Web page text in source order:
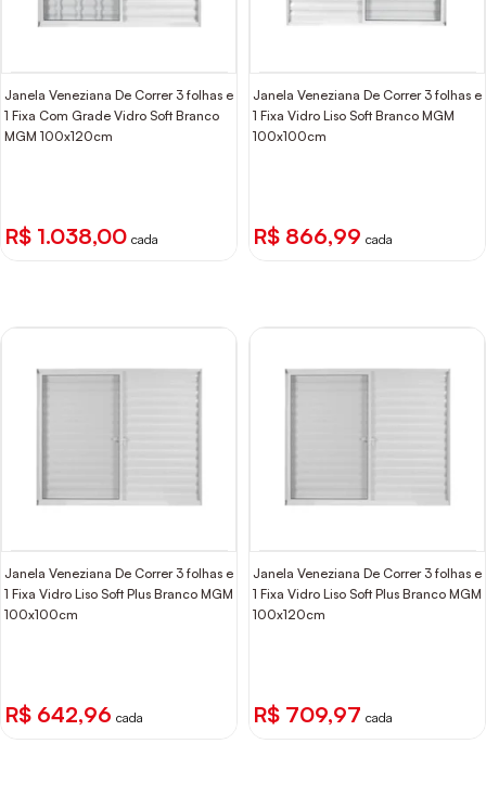
Janela Veneziana De Correr 3 folhas e
1 Fixa Com Grade Vidro Soft Branco
MGM 100x120cm
R$ 1.038,00 cada
Janela Veneziana De Correr 3 folhas e
1 Fixa Vidro Liso Soft Branco MGM
100x100cm
R$ 866,99 cada
Janela Veneziana De Correr 3 folhas e
1 Fixa Vidro Liso Soft Plus Branco MGM
100x100cm
R$ 642,96 cada
Janela Veneziana De Correr 3 folhas e
1 Fixa Vidro Liso Soft Plus Branco MGM
100x120cm
R$ 709,97 cada